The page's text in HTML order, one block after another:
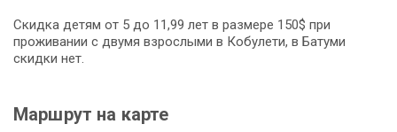
Скидка детям от 5 до 11,99 лет в размере 150$ при
проживании с двумя взрослыми в Кобулети, в Батуми
скидки нет.
Маршрут на карте